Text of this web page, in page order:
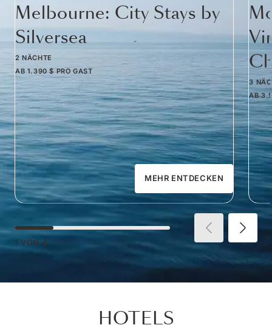
Melbourne: City Stays by
Silversea
2 NÄCHTE
AB 1.390 $ PRO GAST
MEHR ENTDECKEN
3
AB
1 VON 4
HOTELS